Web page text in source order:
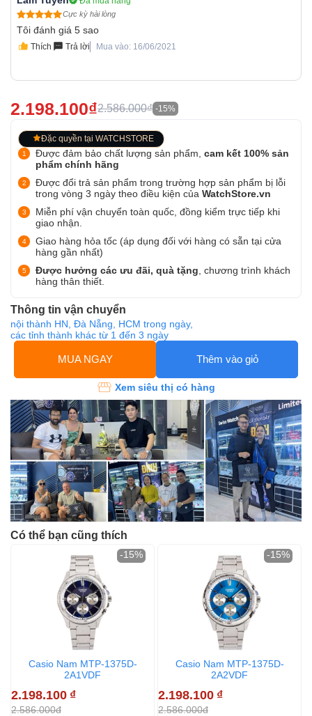
Cực kỳ hài lòng
Tôi đánh giá 5 sao
Thích Trả lời Mua vào: 16/06/2021
2.198.100₫2.586.000₫ -15%
Đặc quyền tại WATCHSTORE
Được đảm bảo chất lượng sản phẩm, cam kết 100% sản
phẩm chính hãng
Được đổi trả sản phẩm trong trường hợp sản phẩm bị lỗi
trong vòng 3 ngày theo điều kiện của WatchStore.vn
Miễn phí vận chuyển toàn quốc, đồng kiểm trực tiếp khi
giao nhận.
Giao hàng hỏa tốc (áp dụng đối với hàng có sẵn tại cửa
hàng gần nhất)
Được hưởng các ưu đãi, quà tặng , chương trình khách
hàng thân thiết.
Thông tin vận chuyển
nội thành HN, Đà Nẵng, HCM trong ngày,
các tỉnh thành khác từ 1 đến 3 ngày
MUA NGAY Thêm vào giỏ
Xem siêu thị có hàng
Có thể bạn cũng thích
Casio Nam MTP-1375D-
2A1VDF
2.198.100 ₫
2.586.000đ
-15%
Casio Nam MTP-1375D-
2A2VDF
2.198.100 ₫
2.586.000đ
-15%